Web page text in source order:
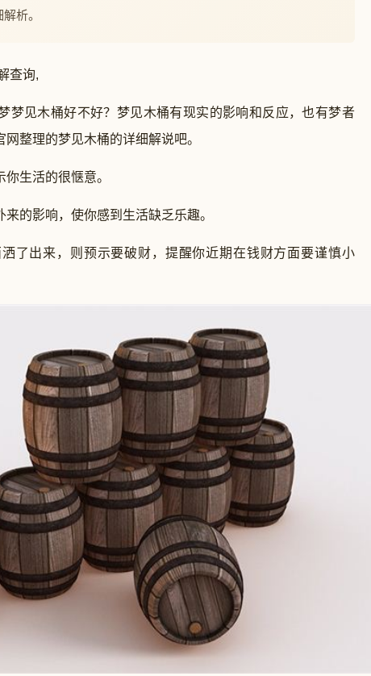
析。
查询,
梦见木桶好不好？梦见木桶有现实的影响和反应，也有梦者
整理的梦见木桶的详细解说吧。
生活的很惬意。
影响，使你感到生活缺乏乐趣。
出来，则预示要破财，提醒你近期在钱财方面要谨慎小